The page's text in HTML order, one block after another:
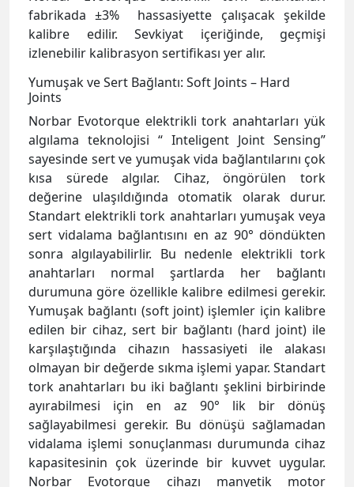
Norbar Evotorque elektrikli tork anahtarları yük
algılama teknolojisi “ Inteligent Joint Sensing”
sayesinde sert ve yumuşak vida bağlantılarını çok
değerine ulaşıldığında otomatik olarak durur.
Standart elektrikli tork anahtarları yumuşak veya
sert vidalama bağlantısını en az 90° döndükten
sonra algılayabilirlir. Bu nedenle elektrikli tork
anahtarları normal şartlarda her bağlantı
durumuna göre özellikle kalibre edilmesi gerekir.
Yumuşak bağlantı (soft joint) işlemler için kalibre
edilen bir cihaz, sert bir bağlantı (hard joint) ile
karşılaştığında cihazın hassasiyeti ile alakası
olmayan bir değerde sıkma işlemi yapar. Standart
tork anahtarları bu iki bağlantı şeklini birbirinde
ayırabilmesi için en az 90° lik bir dönüş
sağlayabilmesi gerekir. Bu dönüşü sağlamadan
vidalama işlemi sonuçlanması durumunda cihaz
kapasitesinin çok üzerinde bir kuvvet uygular.
Norbar Evotorque cihazı manyetik motor
teklonojisinin sağladığı avantaj ile çok kısa sürede
torku algılayarak durur. Bu özellik Norbar
Evotorque elektrikli tork anahtarlarının test
(audit) işlemlerinde kullanılmasına olanak sağlar.